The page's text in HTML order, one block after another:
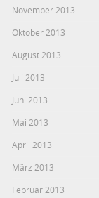
November 2013
Oktober 2013
August 2013
Juli 2013
Juni 2013
Mai 2013
April 2013
März 2013
Februar 2013